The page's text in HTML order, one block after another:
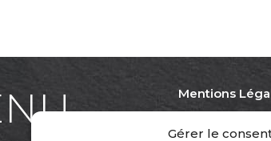
Gérer le
Mentions